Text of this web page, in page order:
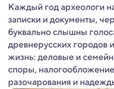
Каждый год археологи
записки и документы,
буквально слышны
древнерусских городов
жизнь: деловые и
споры,
разочарования и